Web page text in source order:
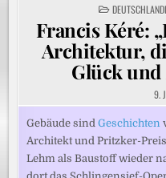
POSTED
IN
Francis Kéré:
Architektur,
Glück
9.
Gebäude sindGeschichten
Architekt und Pritzker-
Lehm als Baustoff wieder
dort das Schlingensief-